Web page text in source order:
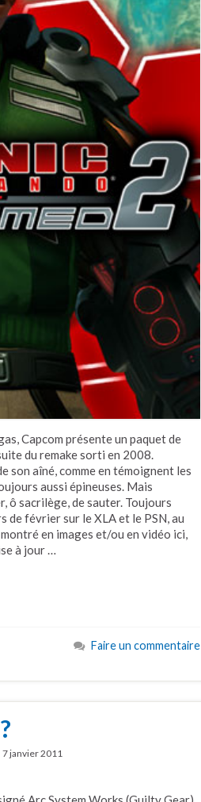
Capcom présente un paquet de
du remake sorti en 2008.
son aîné, comme en témoignent les
aussi épineuses. Mais
ô sacrilège, de sauter. Toujours
de février sur le XLA et le PSN, au
en images et/ou en vidéo ici,
à jour …
Faire un commentaire
7 janvier 2011